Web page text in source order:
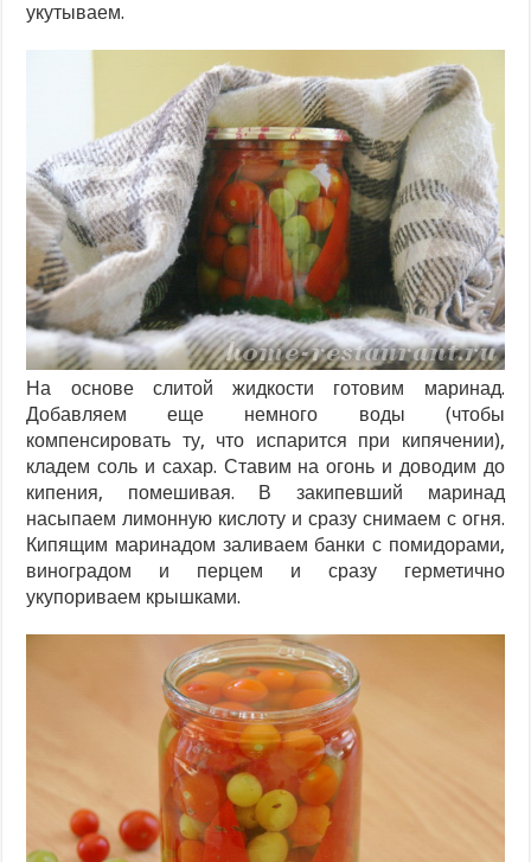
укутываем.
На основе слитой жидкости готовим маринад.
Добавляем еще немного воды (чтобы
компенсировать ту, что испарится при кипячении),
кладем соль и сахар. Ставим на огонь и доводим до
кипения, помешивая. В закипевший маринад
насыпаем лимонную кислоту и сразу снимаем с огня.
Кипящим маринадом заливаем банки с помидорами,
виноградом и перцем и сразу герметично
укупориваем крышками.